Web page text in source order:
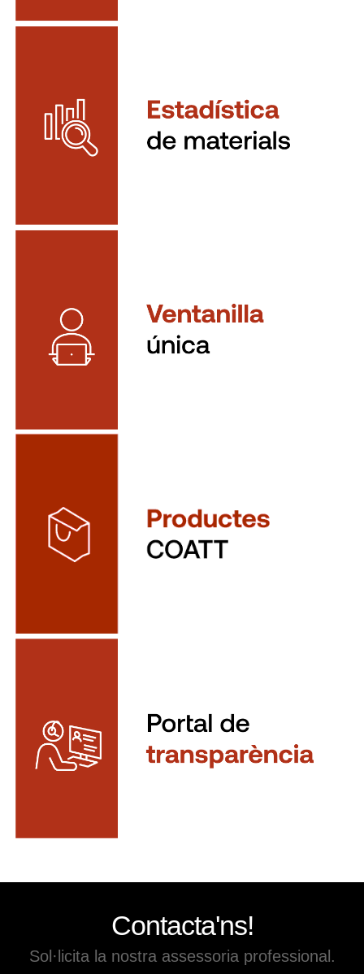
Contacta'ns!
Sol·licita la nostra assessoria professional.